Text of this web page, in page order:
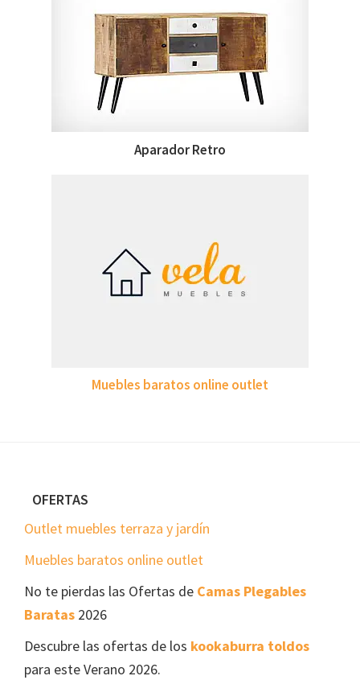
Aparador Retro
Muebles baratos online outlet
FooterOFERTAS
Outlet muebles terraza y jardín
Muebles baratos online outlet
No te pierdas las Ofertas de Camas Plegables
Baratas 2026
Descubre las ofertas de los kookaburra toldos
para este Verano 2026.